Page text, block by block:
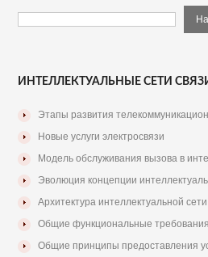
ИНТЕЛЛЕКТУАЛЬНЫЕ СЕТИ
Этапы развития
Новые услуги электросвязи
Модель обслуживания вызова в
Эволюция концепции
Архитектура интеллектуальной сети
Общие функциональные требования
Общие принципы предоставления